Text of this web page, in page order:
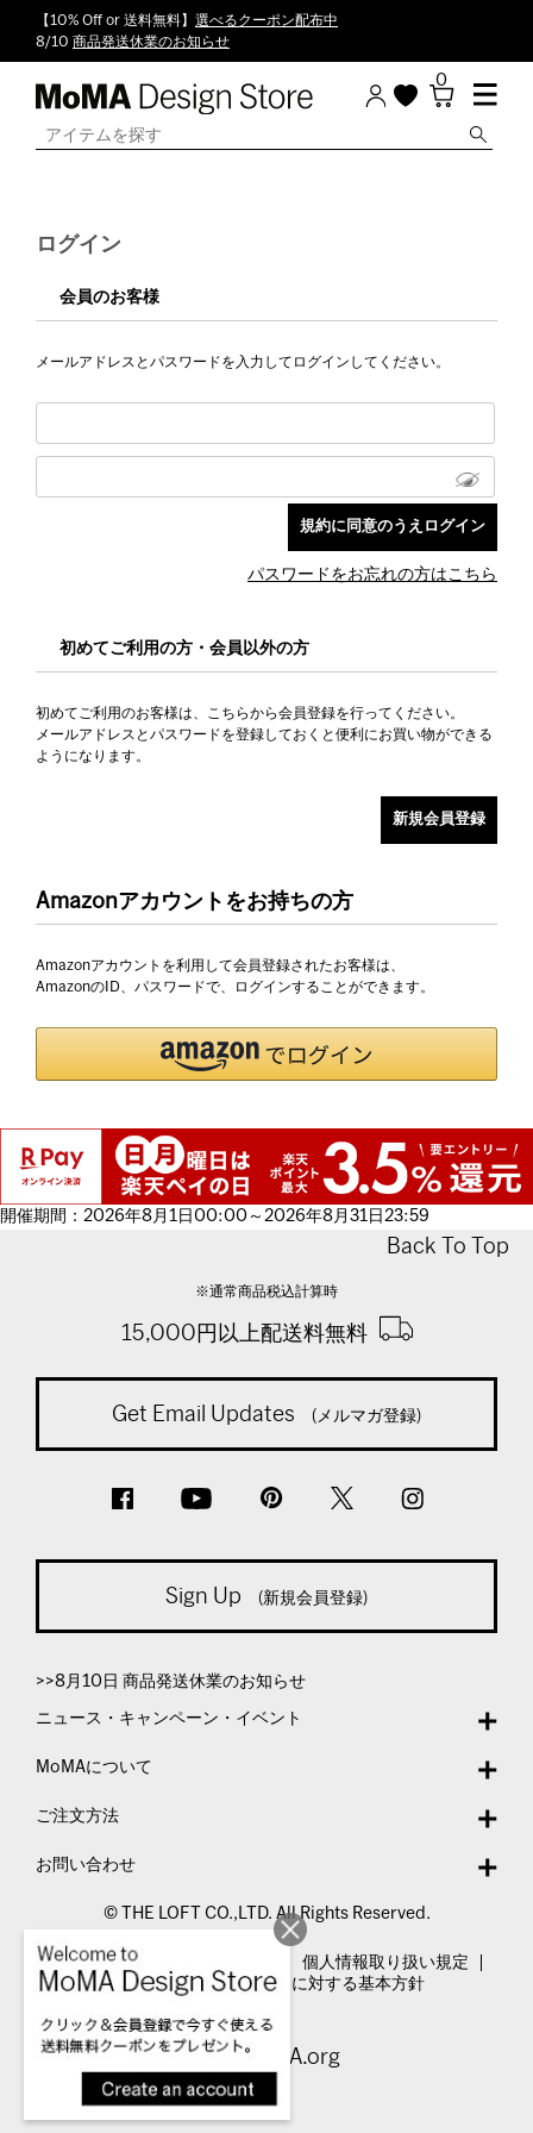
【10% Off or 送料無料】 選べるクーポン配布中
8/10 商品発送休業のお知らせ
0
ログイン
会員のお客様
メールアドレスとパスワードを入力してログインしてください。
パスワードをお忘れの方はこちら
初めてご利用の方・会員以外の方
初めてご利用のお客様は、こちらから会員登録を行ってください。
メールアドレスとパスワードを登録しておくと便利にお買い物ができる
ようになります。
Amazonアカウントをお持ちの方
Amazonアカウントを利用して会員登録されたお客様は、
AmazonのID、パスワードで、ログインすることができます。
開催期間：2026年8月1日00:00～2026年8月31日23:59
Back To Top
※通常商品税込計算時
15,000円以上配送料無料
Get Email Updates (メルマガ登録)
Sign Up (新規会員登録)
>>8月10日 商品発送休業のお知らせ
ニュース・キャンペーン・イベント
MoMAについて
ご注文方法
お問い合わせ
© THE LOFT CO.,LTD. All Rights Reserved.
特定商取引法表示
個人情報取り扱い規定
カスタマーハラスメントに対する基本方針
Visit MoMA.org